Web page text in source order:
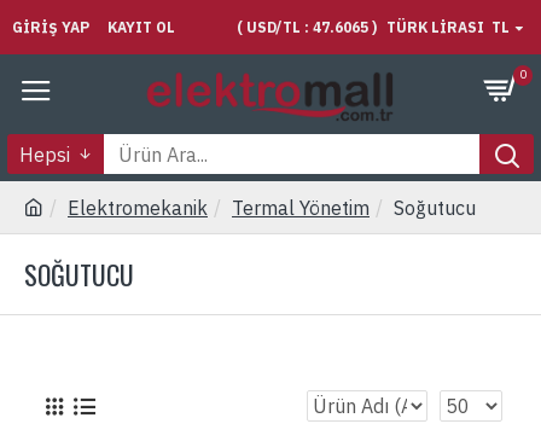
GIRIŞ YAP KAYIT OL ( USD/TL : 47.6065 ) TÜRK LIRASI TL
0
Hepsi
Elektromekanik Termal Yönetim Soğutucu
SOĞUTUCU